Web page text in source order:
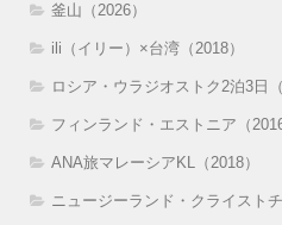
釜山（2026）
ili（イリー）×台湾（2018）
ロシア・ウラジオストク2泊3日（
フィンランド・エストニア（2016
ANA旅マレーシアKL（2018）
ニュージーランド・クライスト